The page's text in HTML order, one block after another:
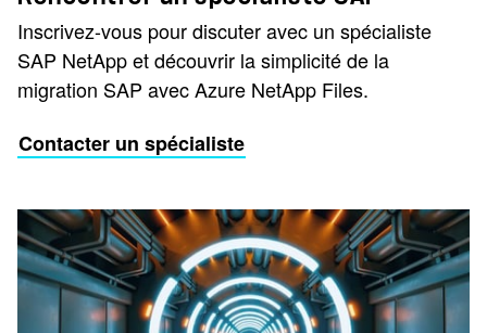
Inscrivez-vous pour discuter avec un spécialiste
SAP NetApp et découvrir la simplicité de la
migration SAP avec Azure NetApp Files.
Contacter un spécialiste